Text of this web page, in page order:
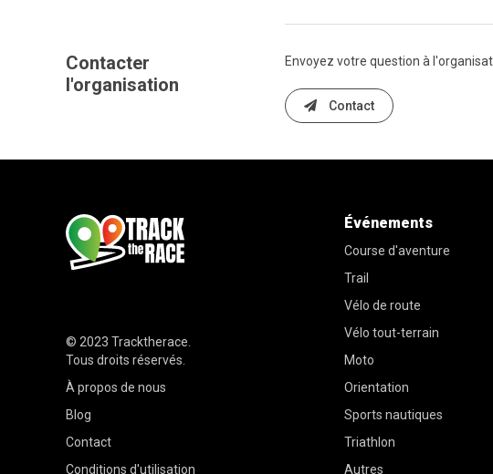
Contacter
l'organisation
Envoyez votre question à
Contact
© 2023 Tracktherace
Tous droits réservés.
À propos de nous
Blog
Contact
Conditions d'utilisation
Événements
Course d'aventure
Trail
Vélo de route
Vélo tout-terrain
Moto
Orientation
Sports nautiques
Triathlon
Autres